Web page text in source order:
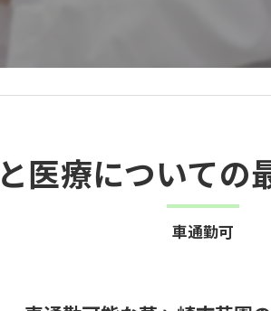
医療についての
車通勤可